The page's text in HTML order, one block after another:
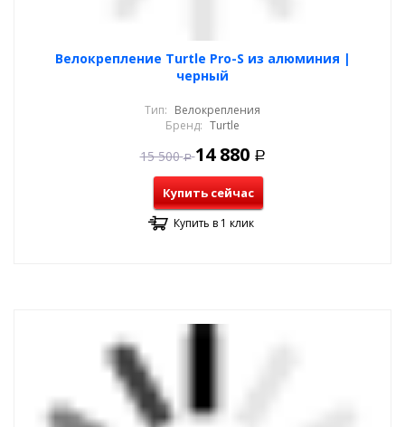
Велокрепление Turtle Pro-S из алюминия |
черный
Тип: Велокрепления
Бренд: Turtle
15 500 Р 14 880 Р
Купить сейчас
Купить в 1 клик